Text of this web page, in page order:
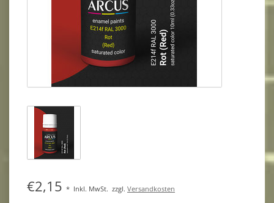
€2,15 * Inkl. MwSt. zzgl. Versandkosten